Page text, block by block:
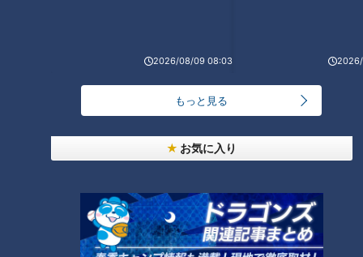
2026/08/09 08:03
もっと見る
お気に入り
CBCテレビ：画像『チャント！』